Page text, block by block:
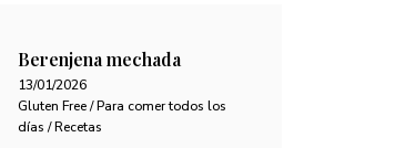
Berenjena mechada
13/01/2026
Gluten Free / Para comer todos los
días / Recetas